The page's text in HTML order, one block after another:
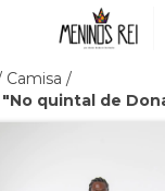
Camisa /
quintal de